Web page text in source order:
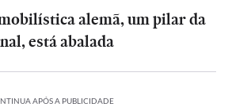
alemã, um pilar da
está abalada
APÓS A PUBLICIDADE